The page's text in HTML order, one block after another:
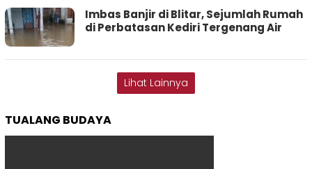
Imbas Banjir di Blitar, Sejumlah Rumah
di Perbatasan Kediri Tergenang Air
Lihat Lainnya
TUALANG BUDAYA